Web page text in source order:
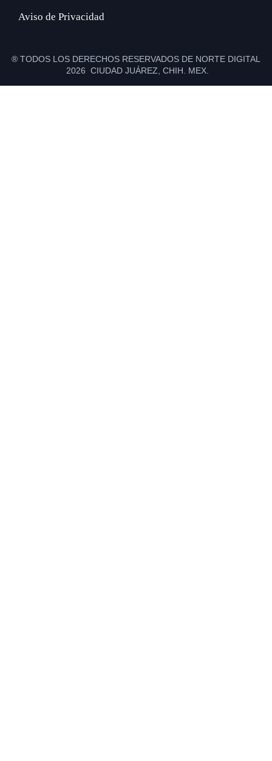
Aviso de Privacidad
® TODOS LOS DERECHOS RESERVADOS DE NORTE DIGITAL
2026 CIUDAD JUÁREZ, CHIH. MEX.